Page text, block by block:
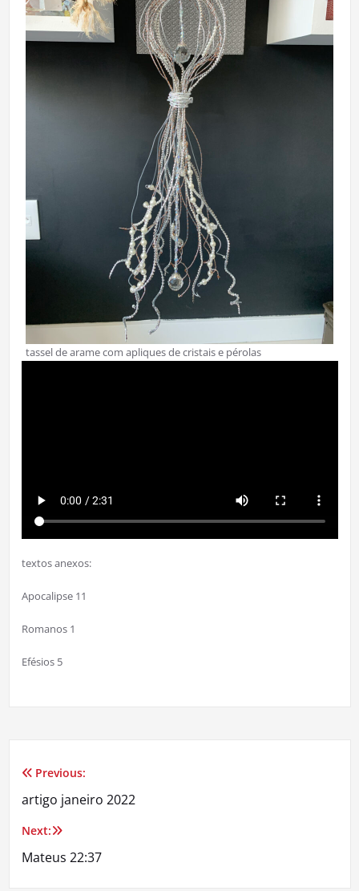
tassel de arame com apliques de cristais e pérolas
textos anexos:
Apocalipse 11
Romanos 1
Efésios 5
Navegação
de
Post
Previous:
artigo janeiro 2022
Next:
Mateus 22:37